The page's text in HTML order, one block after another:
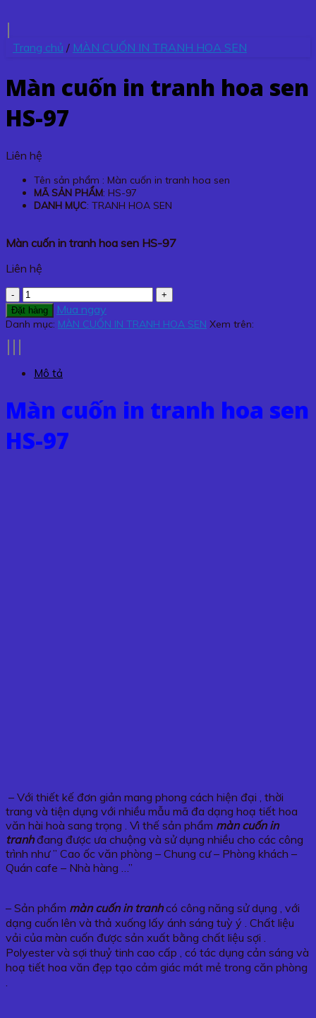
Trang chủ / MÀN CUỐN IN TRANH HOA SEN
Màn cuốn in tranh hoa sen
HS-97
Liên hệ
Tên sản phẩm : Màn cuốn in tranh hoa sen
MÃ SẢN PHẨM: HS-97
DANH MỤC: TRANH HOA SEN
Màn cuốn in tranh hoa sen HS-97
Liên hệ
Màn
cuốn
in
HS-
số
lượng
Đặt hàng Mua ngay
Danh mục: MÀN CUỐN IN TRANH HOA SEN Xem trên:
Mô tả
Màn cuốn in tranh hoa sen
HS-97
– Với thiết kế đơn giản mang phong cách hiện đại , thời
trang và tiện dụng với nhiều mẫu mã đa dạng hoạ tiết hoa
văn hài hoà sang trọng . Vì thế sản phẩm màn cuốn in
tranhđang được ưa chuộng và sử dụng nhiều cho các công
trình như ” Cao ốc văn phòng – Chung cư – Phòng khách –
Quán cafe – Nhà hàng …”
– Sản phẩm màn cuốn in tranhcó công năng sử dụng , với
dạng cuốn lên và thả xuống lấy ánh sáng tuỳ ý . Chất liệu
vải của màn cuốn được sản xuất bằng chất liệu sợi .
Polyester và sợi thuỷ tinh cao cấp , có tác dụng cản sáng và
hoạ tiết hoa văn đẹp tạo cảm giác mát mẻ trong căn phòng